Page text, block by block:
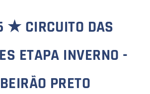
★ CIRCUITO DAS
ETAPA INVERNO -
PRETO